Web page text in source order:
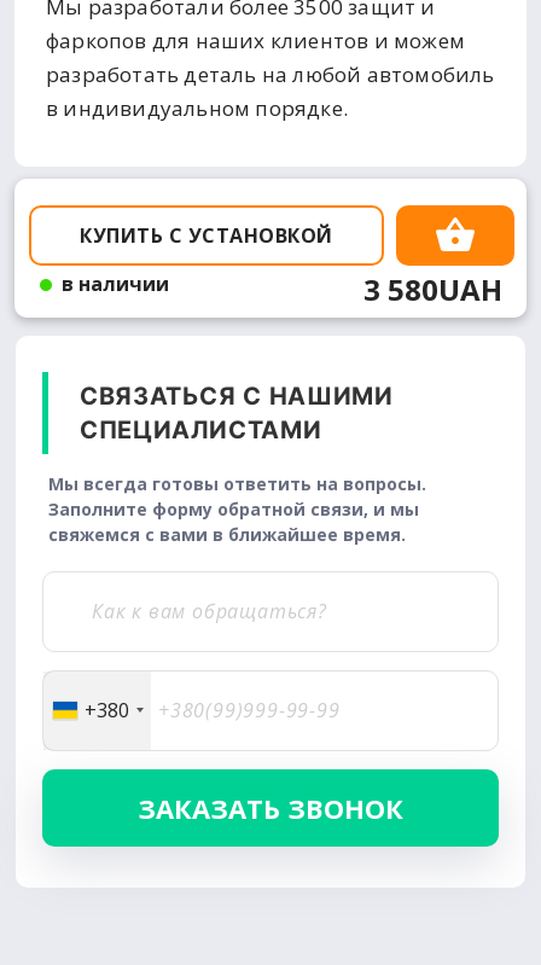
Мы разработали более 3500 защит и
фаркопов для наших клиентов и можем
разработать деталь на любой автомобиль
в индивидуальном порядке.
КУПИТЬ С УСТАНОВКОЙ
в наличии
3 580UAH
СВЯЗАТЬСЯ С НАШИМИ
СПЕЦИАЛИСТАМИ
Мы всегда готовы ответить на вопросы.
Заполните форму обратной связи, и мы
свяжемся с вами в ближайшее время.
+380